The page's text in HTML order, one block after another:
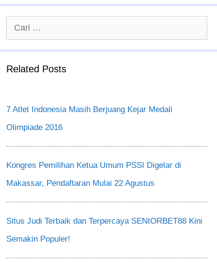
Cari
untuk:
Related Posts
7 Atlet Indonesia Masih Berjuang Kejar Medali
Olimpiade 2016
Kongres Pemilihan Ketua Umum PSSI Digelar di
Makassar, Pendaftaran Mulai 22 Agustus
Situs Judi Terbaik dan Terpercaya SENIORBET88 Kini
Semakin Populer!